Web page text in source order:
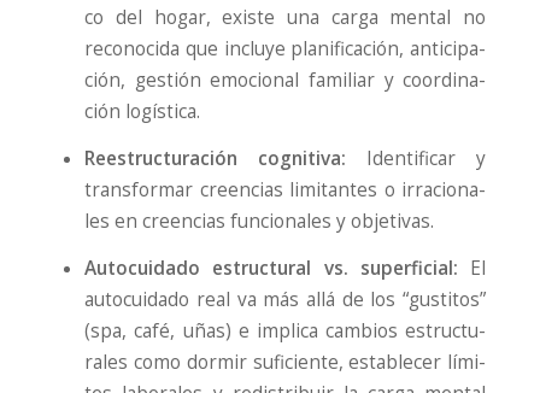
co del hogar, exis­te una car­ga men­tal no
reco­no­ci­da que inclu­ye pla­ni­fi­ca­ción, anti­ci­pa­
ción, ges­tión emo­cio­nal fami­liar y coor­di­na­
ción logís­ti­ca.
Rees­truc­tu­ra­ción cog­ni­ti­va: Iden­ti­fi­car y
trans­for­mar creen­cias limi­tan­tes o irra­cio­na­
les en creen­cias fun­cio­na­les y obje­ti­vas.
Auto­cui­da­do estruc­tu­ral vs. super­fi­cial: El
auto­cui­da­do real va más allá de los “gus­ti­tos”
(spa, café, uñas) e impli­ca cam­bios estruc­tu­
ra­les como dor­mir sufi­cien­te, esta­ble­cer lími­